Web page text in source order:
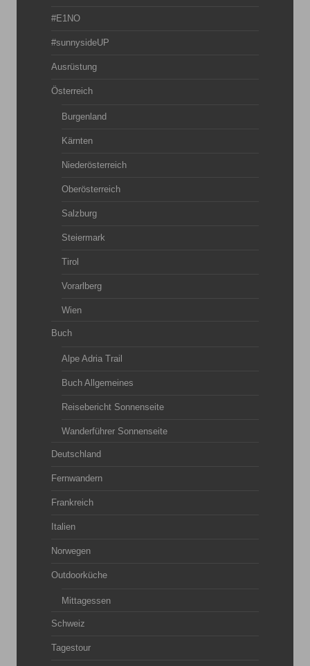
#E1NO
#sunnysideUP
Ausrüstung
Österreich
Burgenland
Kärnten
Niederösterreich
Oberösterreich
Salzburg
Steiermark
Tirol
Vorarlberg
Wien
Buch
Alpe Adria Trail
Buch Allgemeines
Reisebericht Sonnenseite
Wanderführer Sonnenseite
Deutschland
Fernwandern
Frankreich
Italien
Norwegen
Outdoorküche
Mittagessen
Schweiz
Tagestour